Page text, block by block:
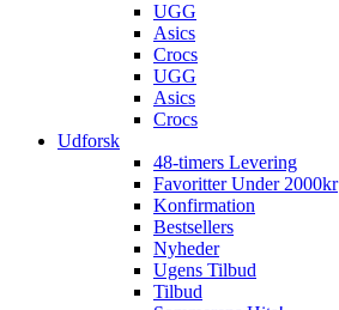
UGG
Asics
Crocs
UGG
Asics
Crocs
Udforsk
48-timers Levering
Favoritter Under 2000kr
Konfirmation
Bestsellers
Nyheder
Ugens Tilbud
Tilbud